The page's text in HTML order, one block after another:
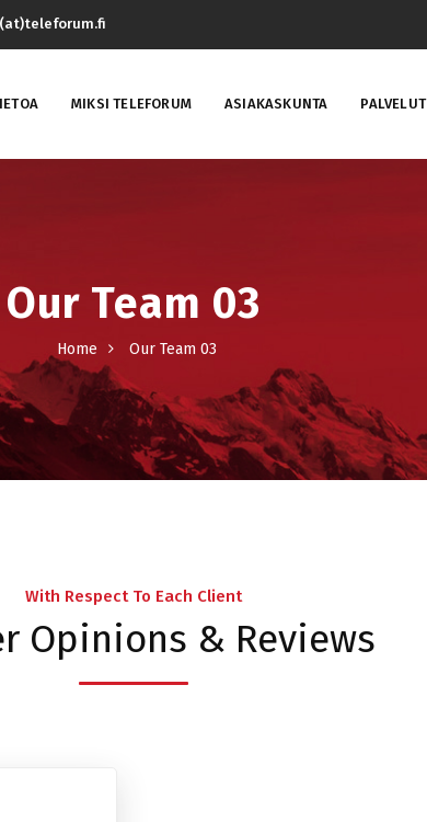
MIKSI TELEFORUM ASIAKASKUNTA PALVELUT
Our Team 03
Home Our Team 03
With Respect To Each Client
Opinions & Reviews